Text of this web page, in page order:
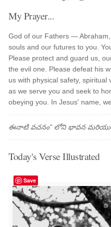
My Prayer...
God of our Fathers —
souls and our futures to you.
Please protect and guard us,
the evil one. Please defeat his
us with physical safety,
as we serve you and seek to
obeying you. In Jesus' name,
ఈనాటి వచనం" లోని భావన మరియు
Today's Verse Illustrated
Save